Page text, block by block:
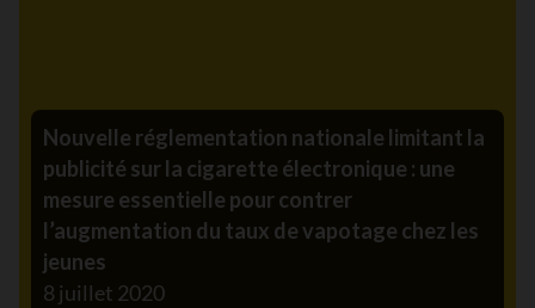
Nouvelle réglementation nationale limitant la
publicité sur la cigarette électronique : une
mesure essentielle pour contrer
l’augmentation du taux de vapotage chez les
jeunes
8 juillet 2020